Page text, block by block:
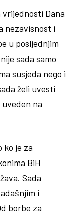
Dana
nezavisnost i
u posljednjim
sada samo
susjeda nego i
želi uvesti
na
ko je za
BiH
Sada
i
borbe za